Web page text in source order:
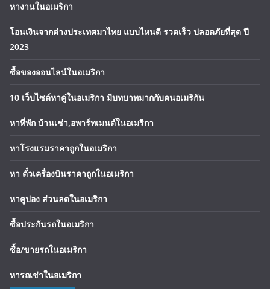
หางานในอเมริกา
โอนเงินจากต่างประเทศมาไทย แบบไหนดี รวดเร็ว ปลอดภัยที่สุด ปี
2023
ซื้อของออนไลน์ในอเมริกา
10 เว็บไซต์หาคู่ในอเมริกา มีบทบาทมากกับคนอเมริกัน
หาที่พัก บ้านเช่า,อพาร์ทเมนต์ในอเมริกา
หาโรงแรมราคาถูกในอเมริกา
หา ตั๋วเครื่องบินราคาถูกในอเมริกา
หาคูปอง ส่วนลดในอเมริกา
ซื้อประกันรถในอเมริกา
ซื้อ/ขายรถในอเมริกา
หารถเช่าในอเมริกา